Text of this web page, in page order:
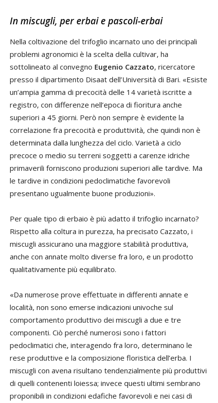
In miscugli, per erbai e pascoli-erbai
Nella coltivazione del trifoglio incarnato uno dei principali
problemi agronomici è la scelta della cultivar, ha
sottolineato al convegno Eugenio Cazzato, ricercatore
presso il dipartimento Disaat dell’Università di Bari. «Esiste
un’ampia gamma di precocità delle 14 varietà iscritte a
registro, con differenze nell’epoca di fioritura anche
superiori a 45 giorni. Però non sempre è evidente la
correlazione fra precocità e produttività, che quindi non è
determinata dalla lunghezza del ciclo. Varietà a ciclo
precoce o medio su terreni soggetti a carenze idriche
primaverili forniscono produzioni superiori alle tardive. Ma
le tardive in condizioni pedoclimatiche favorevoli
presentano ugualmente buone produzioni».
Per quale tipo di erbaio è più adatto il trifoglio incarnato?
Rispetto alla coltura in purezza, ha precisato Cazzato, i
miscugli assicurano una maggiore stabilità produttiva,
anche con annate molto diverse fra loro, e un prodotto
qualitativamente più equilibrato.
«Da numerose prove effettuate in differenti annate e
località, non sono emerse indicazioni univoche sul
comportamento produttivo dei miscugli a due e tre
componenti. Ciò perché numerosi sono i fattori
pedoclimatici che, interagendo fra loro, determinano le
rese produttive e la composizione floristica dell’erba. I
miscugli con avena risultano tendenzialmente più produttivi
di quelli contenenti loiessa; invece questi ultimi sembrano
proponibili in condizioni edafiche favorevoli e nei casi di